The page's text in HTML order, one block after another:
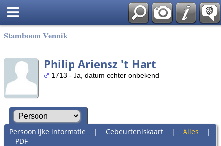
Stamboom Vennik
Philip Ariensz 't Hart
1713 - Ja, datum echter onbekend
Persoonlijke informatie | Gebeurteniskaart| Alles |
PDF